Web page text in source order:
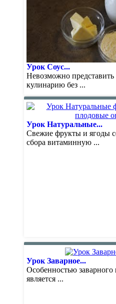
Урок Соус...
Невозможно
кулинарию без ...
Урок Натуральные...
Свежие фрукты и ягоды
сбора витаминную ...
Урок Заварное...
Особенностью заварного
является ...